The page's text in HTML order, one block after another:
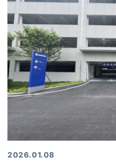
2026.01.08